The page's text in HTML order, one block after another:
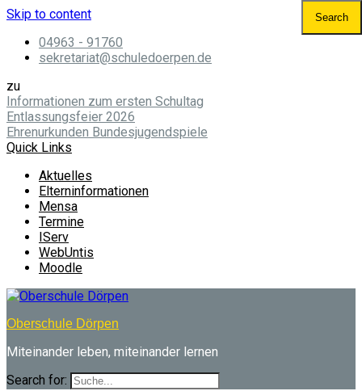
Skip to content
04963 - 91760
sekretariat@schuledoerpen.de
zu
Informationen zum ersten Schultag
Entlassungsfeier 2026
Ehrenurkunden Bundesjugendspiele
Quick Links
Aktuelles
Elterninformationen
Mensa
Termine
IServ
WebUntis
Moodle
Oberschule Dörpen
Miteinander leben, miteinander lernen
Search for: